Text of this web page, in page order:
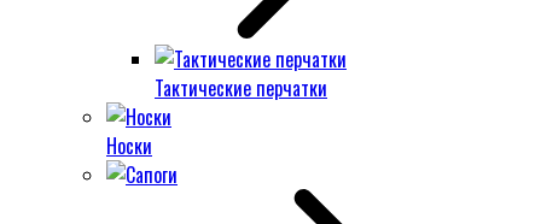
Тактические перчатки
Носки